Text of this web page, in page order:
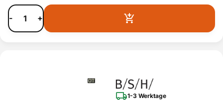
- +
1-3 Werktage